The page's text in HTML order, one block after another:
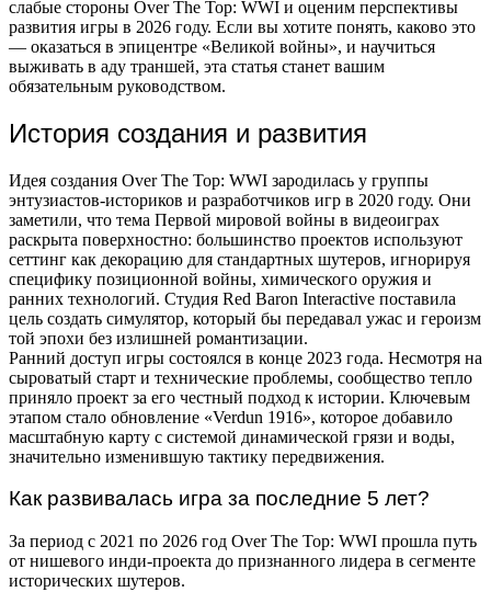
слабые стороны Over The Top: WWI и оценим перспективы
развития игры в 2026 году. Если вы хотите понять, каково это
— оказаться в эпицентре «Великой войны», и научиться
выживать в аду траншей, эта статья станет вашим
обязательным руководством.
История создания и развития
Идея создания Over The Top: WWI зародилась у группы
энтузиастов-историков и разработчиков игр в 2020 году. Они
заметили, что тема Первой мировой войны в видеоиграх
раскрыта поверхностно: большинство проектов используют
сеттинг как декорацию для стандартных шутеров, игнорируя
специфику позиционной войны, химического оружия и
ранних технологий. Студия Red Baron Interactive поставила
цель создать симулятор, который бы передавал ужас и героизм
той эпохи без излишней романтизации.
Ранний доступ игры состоялся в конце 2023 года. Несмотря на
сыроватый старт и технические проблемы, сообщество тепло
приняло проект за его честный подход к истории. Ключевым
этапом стало обновление «Verdun 1916», которое добавило
масштабную карту с системой динамической грязи и воды,
значительно изменившую тактику передвижения.
Как развивалась игра за последние 5 лет?
За период с 2021 по 2026 год Over The Top: WWI прошла путь
от нишевого инди-проекта до признанного лидера в сегменте
исторических шутеров.